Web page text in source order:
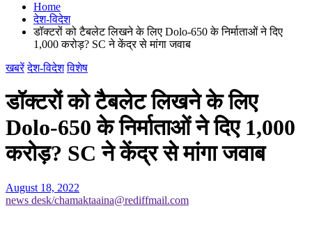
Home
देश-विदेश
डॉक्टरों को टैबलेट लिखने के लिए Dolo-650 के निर्माताओं ने दिए
1,000 करोड़? SC ने केंद्र से मांगा जवाब
खबरें देश-विदेश विशेष
डॉक्टरों को टैबलेट लिखने के लिए
Dolo-650 के निर्माताओं ने दिए 1,000
करोड़? SC ने केंद्र से मांगा जवाब
August 18, 2022
news desk/chamaktaaina@rediffmail.com